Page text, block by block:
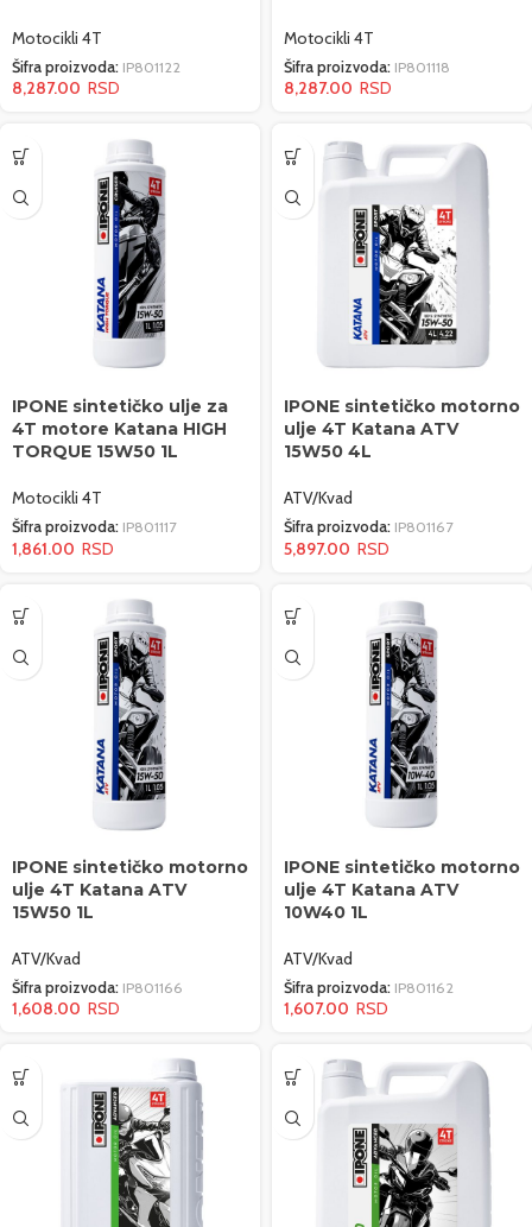
Motocikli 4T
Šifra proizvoda: IP801122
8,287.00
Motocikli 4T
Šifra proizvoda: IP801118
8,287.00
IPONE sintetičko ulje za
4T motore Katana HIGH
TORQUE 15W50 1L
Motocikli 4T
Šifra proizvoda: IP801117
1,861.00
IPONE sintetičko motorno
ulje 4T Katana ATV
15W50 4L
ATV/Kvad
Šifra proizvoda: IP801167
5,897.00
IPONE sintetičko motorno
ulje 4T Katana ATV
15W50 1L
ATV/Kvad
Šifra proizvoda: IP801166
1,608.00
IPONE sintetičko motorno
ulje 4T Katana ATV
10W40 1L
ATV/Kvad
Šifra proizvoda: IP801162
1,607.00